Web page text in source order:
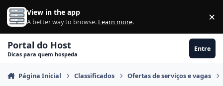
Ir para conteúdo
View in the app
A better way to browse. Learn more. ×
Portal do Host
Dicas para quem hospeda
Entre
Página Inicial Classificados Ofertas de serviços e vagas